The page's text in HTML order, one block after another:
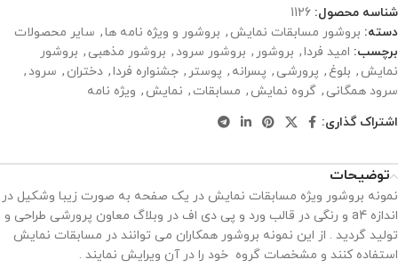
شناسه محصول: 1126
دسته: بروشور مسابقات نمایش , بروشور و ویژه نامه ها, سایر محصولات
برچسب: امید فردا, بروشور , بروشور سرود , بروشور مذهبی , بروشور
نمایش , بلوغ , پرورشی , پسرانه , پوستر , جشنواره فردا, دختران , سرود ,
سرود همگانی , گروه نمایش , مسابقات , نمایش , ویژه نامه
اشتراک گذاری:
توضیحات
نمونه بروشور ویژه مسابقات نمایش در یک صفحه به صورت زیبا وشکیل در
اندازه a4 و رنگی در قالب ورد و پی دی اف در وبلاگ معاون پرورشی طراحی و
تولید گردید . از این نمونه بروشور همکاران می توانند در مسابقات نمایش
استفاده کنند و مشخصات گروه خود را در آن ویرایش نمایند .